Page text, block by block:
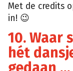
Met de credits
in! 😉
10. Waar
hét
gedaan …